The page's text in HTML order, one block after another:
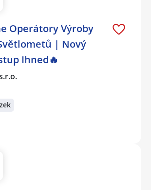
Operátory Výroby
| Nový
Ihned🔥